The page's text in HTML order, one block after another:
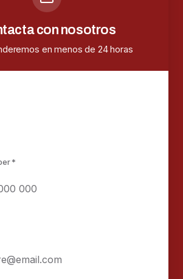
con nosotros
en menos de 24 horas
*